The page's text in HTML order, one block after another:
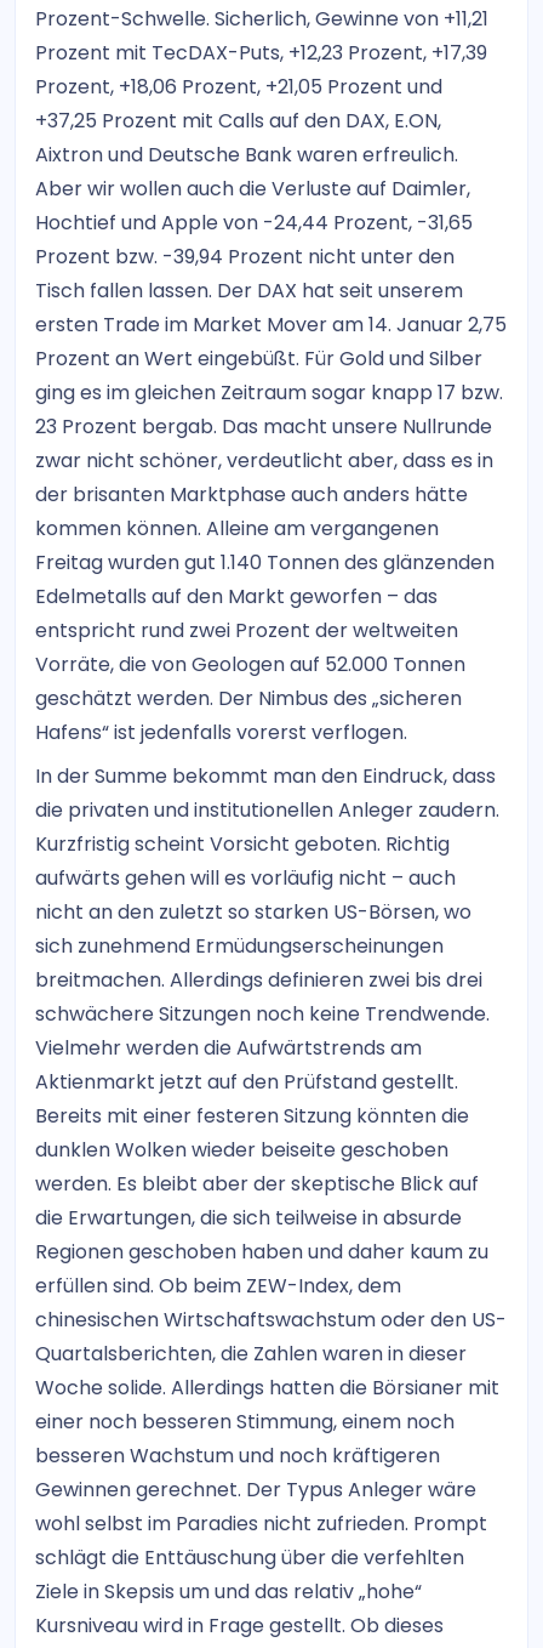
Prozent-Schwelle. Sicherlich, Gewinne von +11,21
Prozent mit TecDAX-Puts, +12,23 Prozent, +17,39
Prozent, +18,06 Prozent, +21,05 Prozent und
+37,25 Prozent mit Calls auf den DAX, E.ON,
Aixtron und Deutsche Bank waren erfreulich.
Aber wir wollen auch die Verluste auf Daimler,
Hochtief und Apple von -24,44 Prozent, -31,65
Prozent bzw. -39,94 Prozent nicht unter den
Tisch fallen lassen. Der DAX hat seit unserem
ersten Trade im Market Mover am 14. Januar 2,75
Prozent an Wert eingebüßt. Für Gold und Silber
ging es im gleichen Zeitraum sogar knapp 17 bzw.
23 Prozent bergab. Das macht unsere Nullrunde
zwar nicht schöner, verdeutlicht aber, dass es in
der brisanten Marktphase auch anders hätte
kommen können. Alleine am vergangenen
Freitag wurden gut 1.140 Tonnen des glänzenden
Edelmetalls auf den Markt geworfen – das
entspricht rund zwei Prozent der weltweiten
Vorräte, die von Geologen auf 52.000 Tonnen
geschätzt werden. Der Nimbus des „sicheren
Hafens“ ist jedenfalls vorerst verflogen.
In der Summe bekommt man den Eindruck, dass
die privaten und institutionellen Anleger zaudern.
Kurzfristig scheint Vorsicht geboten. Richtig
aufwärts gehen will es vorläufig nicht – auch
nicht an den zuletzt so starken US-Börsen, wo
sich zunehmend Ermüdungserscheinungen
breitmachen. Allerdings definieren zwei bis drei
schwächere Sitzungen noch keine Trendwende.
Vielmehr werden die Aufwärtstrends am
Aktienmarkt jetzt auf den Prüfstand gestellt.
Bereits mit einer festeren Sitzung könnten die
dunklen Wolken wieder beiseite geschoben
werden. Es bleibt aber der skeptische Blick auf
die Erwartungen, die sich teilweise in absurde
Regionen geschoben haben und daher kaum zu
erfüllen sind. Ob beim ZEW-Index, dem
chinesischen Wirtschaftswachstum oder den US-
Quartalsberichten, die Zahlen waren in dieser
Woche solide. Allerdings hatten die Börsianer mit
einer noch besseren Stimmung, einem noch
besseren Wachstum und noch kräftigeren
Gewinnen gerechnet. Der Typus Anleger wäre
wohl selbst im Paradies nicht zufrieden. Prompt
schlägt die Enttäuschung über die verfehlten
Ziele in Skepsis um und das relativ „hohe“
Kursniveau wird in Frage gestellt. Ob dieses